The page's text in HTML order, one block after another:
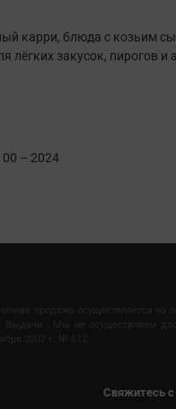
карри, блюда с козьим
закусок, пирогов и
– 2024
Свяжитесь